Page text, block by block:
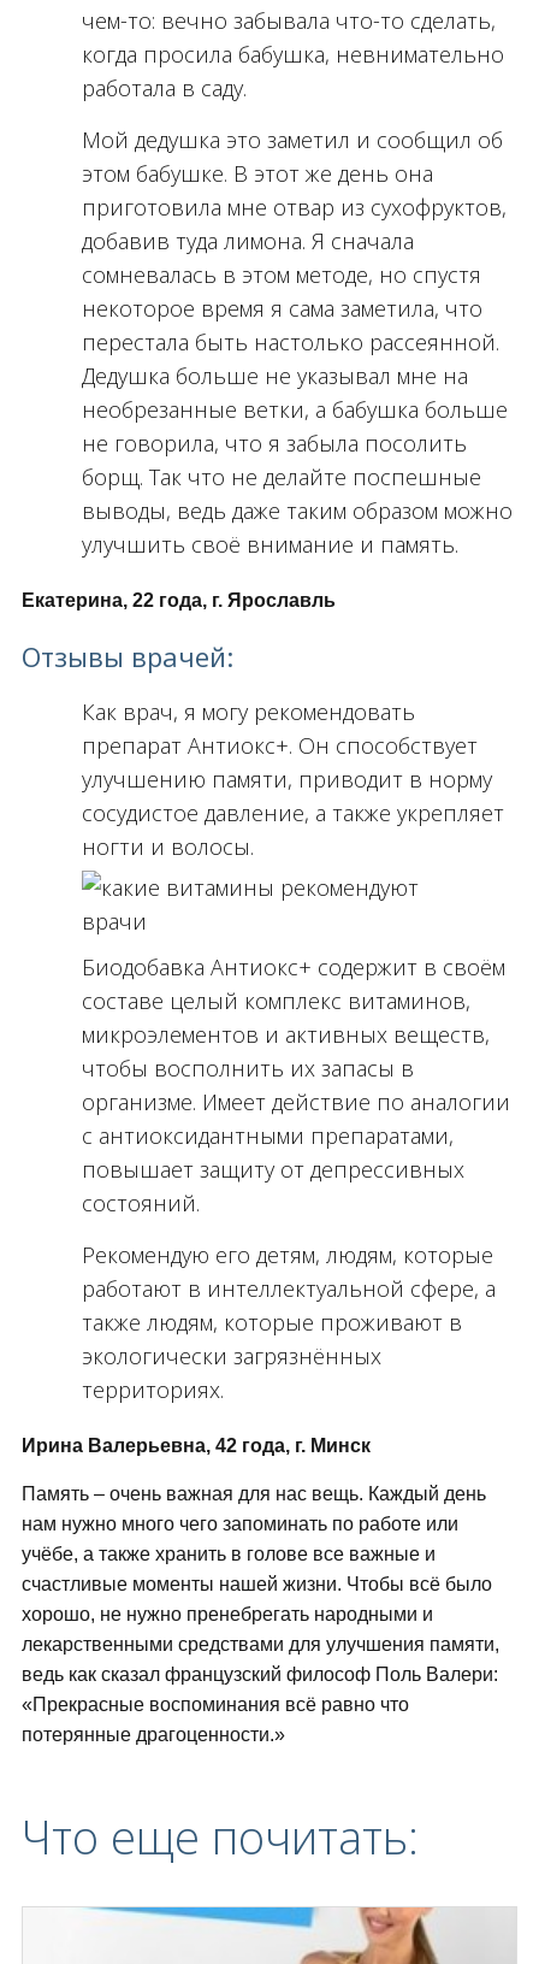
чем-то: вечно забывала что-то сделать,
когда просила бабушка, невнимательно
работала в саду.
Мой дедушка это заметил и сообщил об
этом бабушке. В этот же день она
приготовила мне отвар из сухофруктов,
добавив туда лимона. Я сначала
сомневалась в этом методе, но спустя
некоторое время я сама заметила, что
перестала быть настолько рассеянной.
Дедушка больше не указывал мне на
необрезанные ветки, а бабушка больше
не говорила, что я забыла посолить
борщ. Так что не делайте поспешные
выводы, ведь даже таким образом можно
улучшить своё внимание и память.
Екатерина, 22 года, г. Ярославль
Отзывы врачей:
Как врач, я могу рекомендовать
препарат Антиокс+. Он способствует
улучшению памяти, приводит в норму
сосудистое давление, а также укрепляет
ногти и волосы.
Биодобавка Антиокс+ содержит в своём
составе целый комплекс витаминов,
микроэлементов и активных веществ,
чтобы восполнить их запасы в
организме. Имеет действие по аналогии
с антиоксидантными препаратами,
повышает защиту от депрессивных
состояний.
Рекомендую его детям, людям, которые
работают в интеллектуальной сфере, а
также людям, которые проживают в
экологически загрязнённых
территориях.
Ирина Валерьевна, 42 года, г. Минск
Память – очень важная для нас вещь. Каждый день
нам нужно много чего запоминать по работе или
учёбе, а также хранить в голове все важные и
счастливые моменты нашей жизни. Чтобы всё было
хорошо, не нужно пренебрегать народными и
лекарственными средствами для улучшения памяти,
ведь как сказал французский философ Поль Валери:
«Прекрасные воспоминания всё равно что
потерянные драгоценности.»
Что еще почитать: